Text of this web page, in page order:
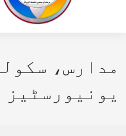
مدارس،
یونیورسٹیز